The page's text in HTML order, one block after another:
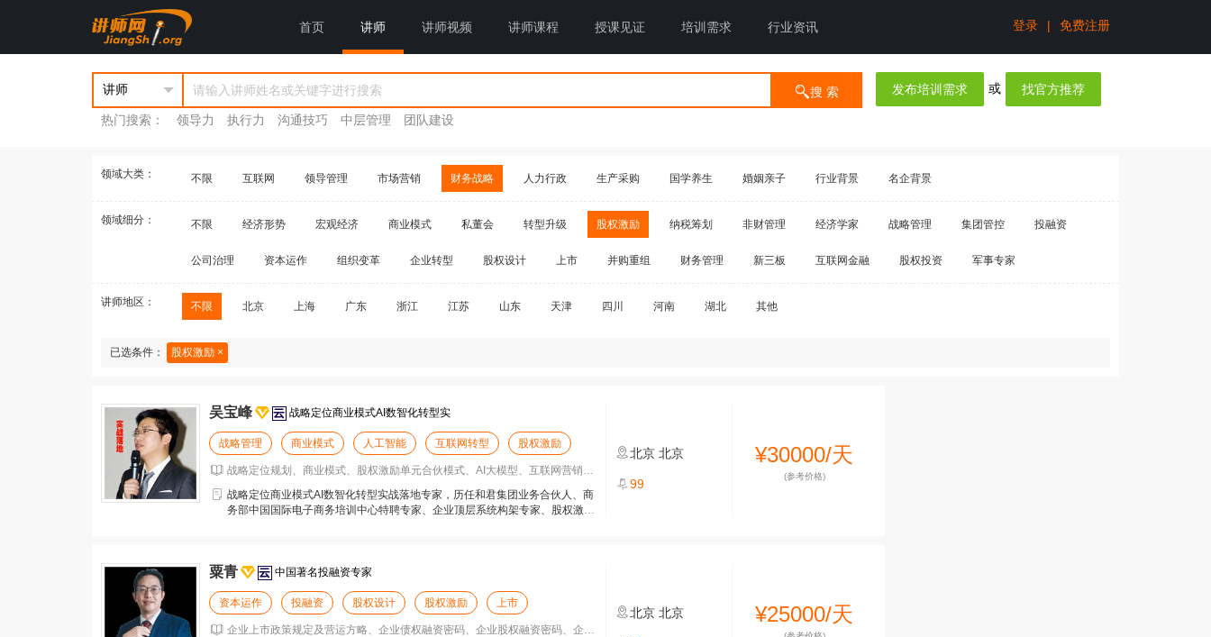
首页 讲师 讲师视频 讲师课程 授课见证 培训需求 行业资讯 登录 | 免费注册
搜 索
热门搜索：
领导力 执行力 沟通技巧 中层管理 团队建设
发布培训需求 或 找官方推荐
领域大类： 不限 互联网 领导管理 市场营销 财务战略 人力行政 生产采购 国学养生 婚姻亲子 行业背景 名企背景
领域细分： 不限 经济形势 宏观经济 商业模式 私董会 转型升级 股权激励 纳税筹划 非财管理 经济学家 战略管理 集团管控 投融资
公司治理 资本运作 组织变革 企业转型 股权设计 上市 并购重组 财务管理 新三板 互联网金融 股权投资 军事专家
讲师地区： 不限 北京 上海 广东 浙江 江苏 山东 天津 四川 河南 湖北 其他
已选条件： 股权激励 ×
吴宝峰 战略定位商业模式AI数智化转型实
战略管理 商业模式 人工智能 互联网转型 股权激励
战略定位规划、商业模式、股权激励单元合伙模式、AI大模型、互联网营销、D
战略定位商业模式AI数智化转型实战落地专家，历任和君集团业务合伙人、商
务部中国国际电子商务培训中心特聘专家、企业顶层系统构架专家、股权激励
北京 北京
99
¥30000/天
(参考价格)
粟青 中国著名投融资专家
资本运作 投融资 股权设计 股权激励 上市
企业上市政策规定及营运方略、企业债权融资密码、企业股权融资密码、企业顶层
北京 北京 ¥25000/天
(参考价格)